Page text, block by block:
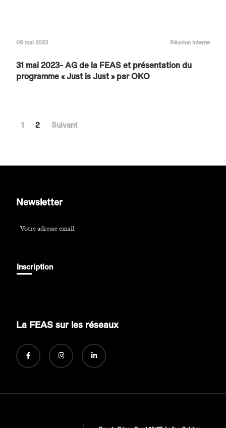
08 mai 2023 Réunion interne
31 mai 2023- AG de la FEAS et présentation du
programme « Just is Just » par OKO
1 2 Suivant
Newsletter
Inscription
Email
La FEAS sur les réseaux